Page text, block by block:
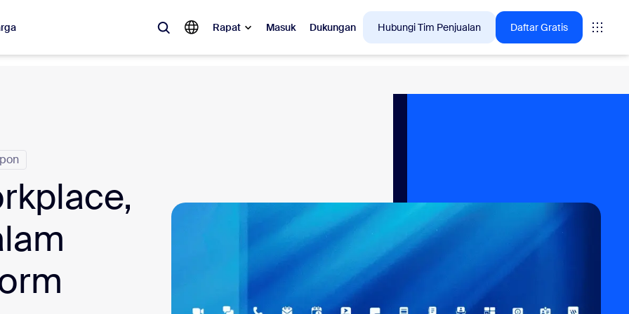
Rapat Masuk Dukungan Hubungi Tim Penjualan Daftar Gratis
Center Wawasan CX